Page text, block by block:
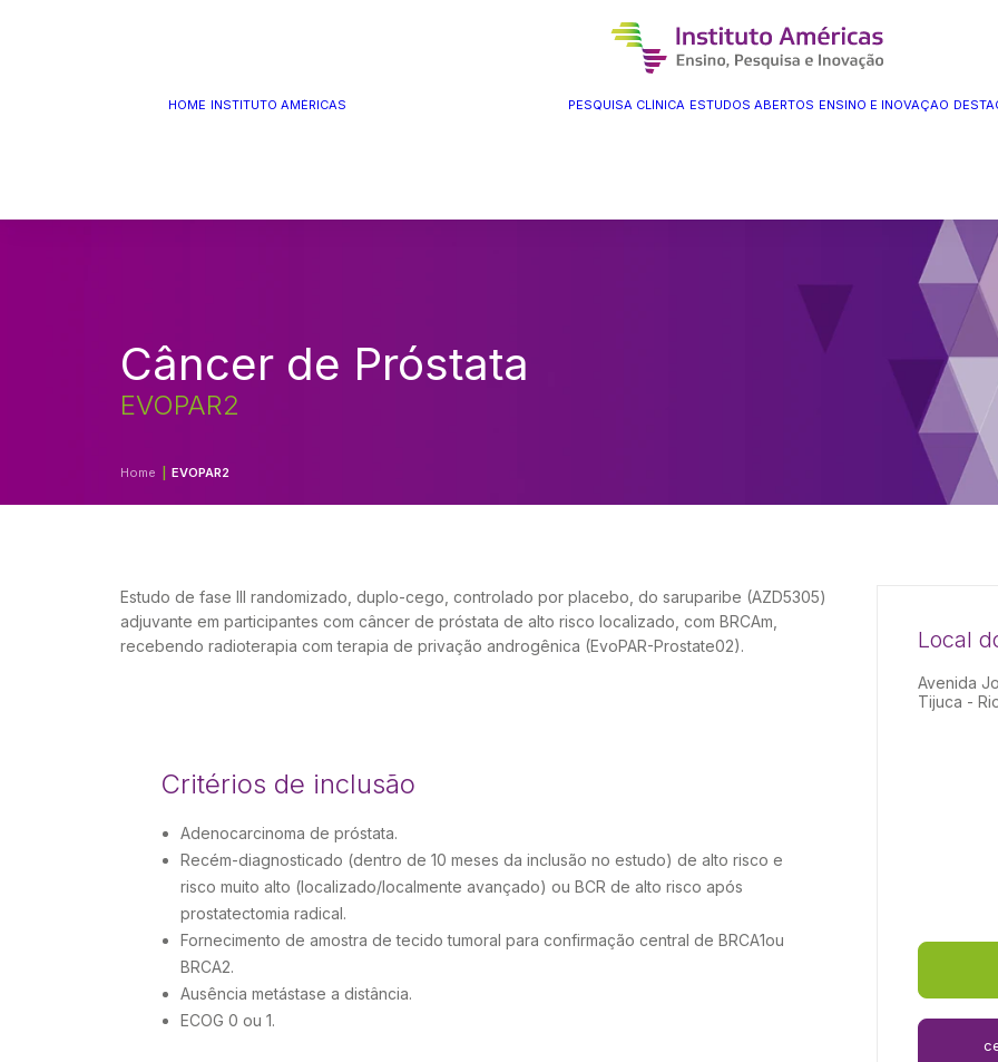
HOME INSTITUTO AMÉRICAS PESQUISA CLÍNICA ESTUDOS ABERTOS ENSINO E INOVAÇÃO
Câncer de Próstata
EVOPAR2
Home EVOPAR2
Estudo de fase III randomizado, duplo-cego, controlado por placebo, do saruparibe (AZD5305)
adjuvante em participantes com câncer de próstata de alto risco localizado, com BRCAm,
recebendo radioterapia com terapia de privação androgênica (EvoPAR-Prostate02).
Critérios de inclusão
Adenocarcinoma de próstata.
Recém-diagnosticado (dentro de 10 meses da inclusão no estudo) de alto risco e
risco muito alto (localizado/localmente avançado) ou BCR de alto risco após
prostatectomia radical.
Fornecimento de amostra de tecido tumoral para confirmação central de BRCA1ou
BRCA2.
Ausência metástase a distância.
ECOG 0 ou 1.
Local
Avenida
Tijuca -